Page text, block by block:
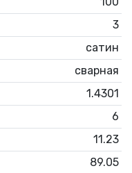
3
сатин
сварная
1.4301
6
11.23
89.05